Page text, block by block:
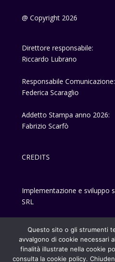
@ Copyright 2026
Direttore responsabile:
Riccardo Lubrano
Responsabile Comunicazione:
Federica Scaraglio
Addetto Stampa anno 2026:
Fabrizio Scarfò
CREDITS
Implementazione e sviluppo
SRL
Questo sito o gli strumenti
avvalgono di cookie necessari
finalità illustrate nella cookie
consulta la cookie policy.